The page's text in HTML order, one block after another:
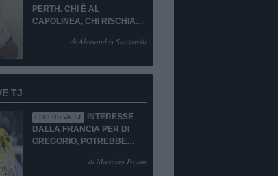
PERTH. CHI È AL
CAPOLINEA, CHI RISCHIA
PANCHINA. PORTIERE
di Alessandro Santarelli
TJ
ESCLUSIVA TJ
INTERESSE
DALLA FRANCIA PER DI
GREGORIO, POTREBBE
di Massimo Pavan